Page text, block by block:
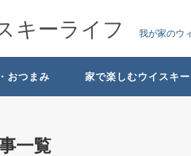
キーライフ 我が家のウ
おつまみ 家で楽しむウイスキー
一覧